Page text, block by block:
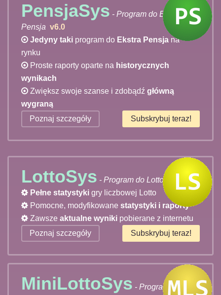
PensjaSys - Program do Ekstra
Pensja v6.0
Jedyny taki program do Ekstra Pensja na
rynku
Proste raporty oparte na historycznych
wynikach
Zwiększ swoje szanse i zdobądź główną
wygraną
Poznaj szczegóły
Subskrybuj teraz!
LottoSys - Program do Lotto
Pełne statystyki gry liczbowej Lotto
Pomocne, modyfikowane statystyki i raporty
Zawsze aktualne wyniki pobierane z internetu
Poznaj szczegóły
Subskrybuj teraz!
MiniLottoSys - Program do Mini